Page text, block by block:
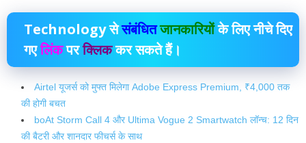
Technologyसेसंबंधितजानकारियोंके लिए नीचे दिए
गएलिंकपरक्लिककर सकते हैं।
Airtel यूजर्स को मुफ्त मिलेगा Adobe Express Premium, ₹4,000 तक
की होगी बचत
boAt Storm Call 4 और Ultima Vogue 2 Smartwatch लॉन्च: 12 दिन
की बैटरी और शानदार फीचर्स के साथ